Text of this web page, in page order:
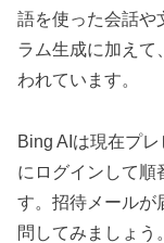
語を使った会話や
ラム生成に加えて
われています。
Bing AIは現在プ
にログインして順
す。招待メールが
問してみましょう。